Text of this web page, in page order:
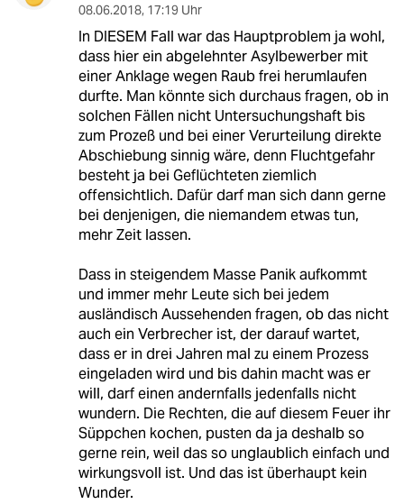
08.06.2018, 17:19 Uhr
In DIESEM Fall war das Hauptproblem ja wohl,
dass hier ein abgelehnter Asylbewerber mit
einer Anklage wegen Raub frei herumlaufen
durfte. Man könnte sich durchaus fragen, ob in
solchen Fällen nicht Untersuchungshaft bis
zum Prozeß und bei einer Verurteilung direkte
Abschiebung sinnig wäre, denn Fluchtgefahr
besteht ja bei Geflüchteten ziemlich
offensichtlich. Dafür darf man sich dann gerne
bei denjenigen, die niemandem etwas tun,
mehr Zeit lassen.
Dass in steigendem Masse Panik aufkommt
und immer mehr Leute sich bei jedem
ausländisch Aussehenden fragen, ob das nicht
auch ein Verbrecher ist, der darauf wartet,
dass er in drei Jahren mal zu einem Prozess
eingeladen wird und bis dahin macht was er
will, darf einen andernfalls jedenfalls nicht
wundern. Die Rechten, die auf diesem Feuer ihr
Süppchen kochen, pusten da ja deshalb so
gerne rein, weil das so unglaublich einfach und
wirkungsvoll ist. Und das ist überhaupt kein
Wunder.